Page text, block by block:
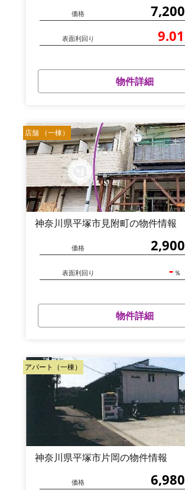
価格 7,200
表面利回り 9.01
物件詳細
店舗 （一棟）
神奈川県平塚市見附町の物件情報
価格 2,900
表面利回り - ％
物件詳細
アパート（一棟）
神奈川県平塚市片岡の物件情報
価格 6,980